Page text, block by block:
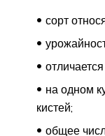
сорт
на одном
кистей;
общее